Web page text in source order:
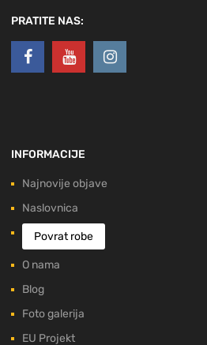
PRATITE NAS:
INFORMACIJE
Najnovije objave
Naslovnica
Povrat robe
O nama
Blog
Foto galerija
EU Projekt